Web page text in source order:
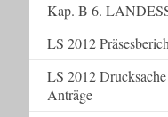
Kap. B 6.
LS 2012
LS 2012
Anträge